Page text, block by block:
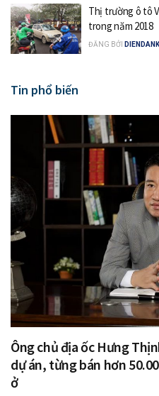
Thị trường ô tô
trong năm 2018
ĐĂNG BỞI
Tin phổ biến
Ông chủ địa ốc Hưng
dự án, từng bán hơn
ở